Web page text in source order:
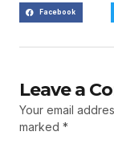
Facebook
Leave a
Your email
marked *